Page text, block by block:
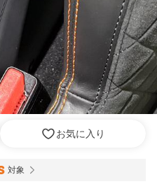
お気に入り
対象